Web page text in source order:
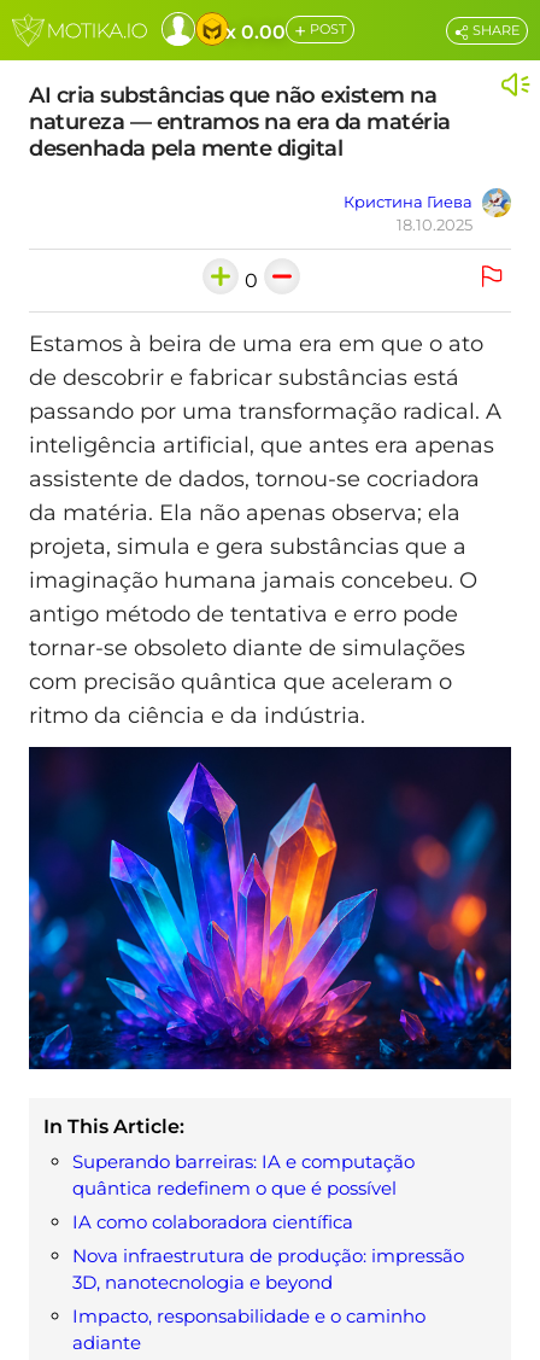
x 0.00 + POST
AI cria substâncias que não existem na
natureza — entramos na era da matéria
desenhada pela mente digital
Кристина Гиева
18.10.2025
SHARE
0
Estamos à beira de uma era em que o ato
de descobrir e fabricar substâncias está
passando por uma transformação radical. A
inteligência artificial, que antes era apenas
assistente de dados, tornou-se cocriadora
da matéria. Ela não apenas observa; ela
projeta, simula e gera substâncias que a
imaginação humana jamais concebeu. O
antigo método de tentativa e erro pode
tornar-se obsoleto diante de simulações
com precisão quântica que aceleram o
ritmo da ciência e da indústria.
In This Article:
Superando barreiras: IA e computação
quântica redefinem o que é possível
IA como colaboradora científica
Nova infraestrutura de produção: impressão
3D, nanotecnologia e beyond
Impacto, responsabilidade e o caminho
adiante